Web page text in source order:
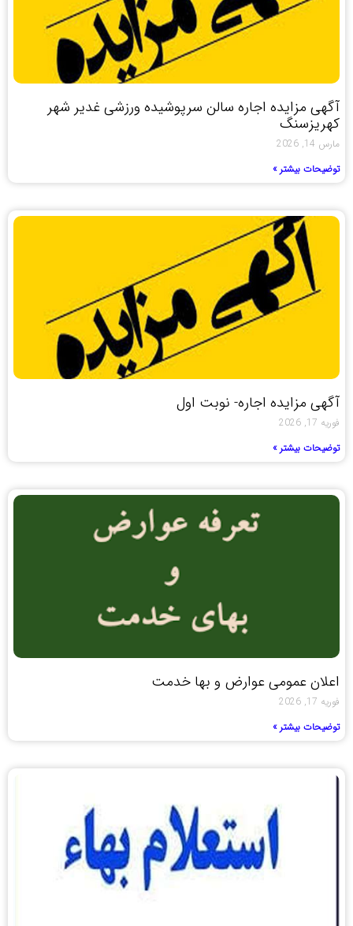
آگهی مزایده اجاره سالن سرپوشیده ورزشی غدیر شهر
کهریزسنگ
مارس 14, 2026
توضیحات بیشتر »
آگهی مزایده اجاره- نوبت اول
فوریه 17, 2026
توضیحات بیشتر »
اعلان عمومی عوارض و بها خدمت
فوریه 17, 2026
توضیحات بیشتر »